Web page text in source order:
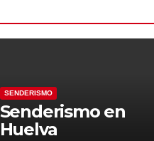
SENDERISMO
Senderismo en
Huelva